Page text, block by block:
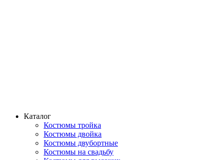
Каталог
Костюмы тройка
Костюмы двойка
Костюмы двубортные
Костюмы на свадьбу